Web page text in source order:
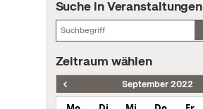
Suche in Veranstaltungen
Zeitraum wählen
September 2022